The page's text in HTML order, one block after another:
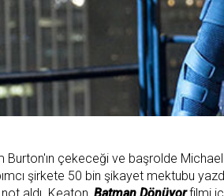
Burton'ın çekeceği ve başrolde
şirkete 50 bin şikayet mektubu